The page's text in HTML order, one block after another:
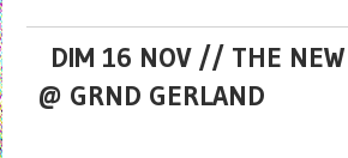
DIM 16 NOV // THE NEW
@ GRND GERLAND